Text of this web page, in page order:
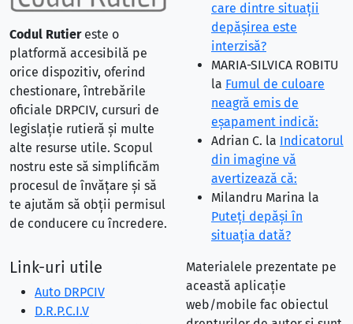
Codul Rutiereste o
platformă accesibilă pe
orice dispozitiv, oferind
chestionare, întrebările
oficiale DRPCIV, cursuri de
legislație rutieră și multe
alte resurse utile. Scopul
nostru este să simplificăm
procesul de învățare și să
te ajutăm să obții permisul
de conducere cu încredere.
care dintre situaţii
depăşirea este
interzisă?
MARIA-SILVICA ROBITU
la Fumul de culoare
neagră emis de
eşapament indică:
Adrian C. la Indicatorul
din imagine vă
avertizează că:
Milandru Marina la
Puteţi depăşi în
situaţia dată?
Link-uri utile
Auto DRPCIV
D.R.P.C.I.V
Materialele prezentate pe
această aplicație
web/mobile fac obiectul